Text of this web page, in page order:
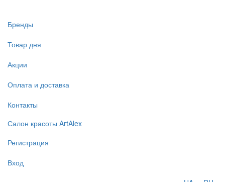
Бренды
Товар дня
Акции
Оплата и доставка
Контакты
Салон красоты ArtAlex
Регистрация
Вход